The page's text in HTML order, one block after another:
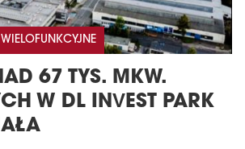
67 TYS. MKW.
W DL INVEST PARK